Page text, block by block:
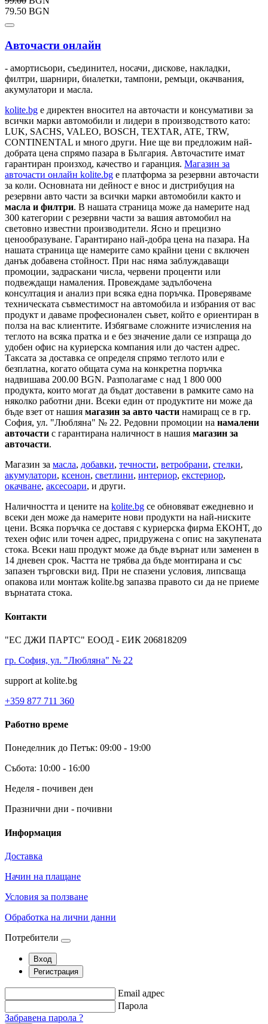
79.50 BGN
Авточасти онлайн
- амортисьори, съединител, носачи, дискове, накладки,
филтри, шарнири, биалетки, тампони, ремъци, окачвания,
акумулатори и масла.
kolite.bg e директен вносител на авточасти и консумативи за
всички марки автомобили и лидери в производството като:
LUK, SACHS, VALEO, BOSCH, TEXTAR, ATE, TRW,
CONTINENTAL и много други. Ние ще ви предложим най-
добрата цена спрямо пазара в България. Авточастите имат
гарантиран произход, качество и гаранция. Магазин за
авточасти онлайн kolite.bg е платформа за резервни авточасти
за коли. Основната ни дейност е внос и дистрибуция на
резервни авто части за всички марки автомобили както и
масла и филтри. В нашата страница може да намерите над
300 категории с резервни части за вашия автомобил на
световно известни производители. Ясно и прецизно
ценообразуване. Гарантирано най-добра цена на пазара. На
нашата страница ще намерите само крайни цени с включен
данък добавена стойност. При нас няма заблуждаващи
промоции, задраскани числа, червени проценти или
подвеждащи намаления. Провеждаме задълбочена
консултация и анализ при всяка една поръчка. Проверяваме
техническата съвместимост на автомобила и избрания от вас
продукт и даваме професионален съвет, който е ориентиран в
полза на вас клиентите. Избягваме сложните изчисления на
теглото на всяка пратка и е без значение дали се изпраща до
удобен офис на куриерска компания или до частен адрес.
Таксата за доставка се определя спрямо теглото или е
безплатна, когато общата сума на конкретна поръчка
надвишава 200.00 BGN. Разполагаме с над 1 800 000
продукта, които могат да бъдат доставени в рамките само на
няколко работни дни. Всеки един от продуктите ни може да
бъде взет от нашия магазин за авто части намиращ се в гр.
София, ул. "Любляна" № 22. Редовни промоции на намалени
авточасти с гарантирана наличност в нашия магазин за
авточасти.
Магазин за масла, добавки, течности, ветробрани, стелки,
акумулатори, ксенон, светлини, интериор, екстериор,
окачване, аксесоари, и други.
Наличността и цените на kolite.bg се обновяват ежедневно и
всеки ден може да намерите нови продукти на най-ниските
цени. Всяка поръчка се доставя с куриерска фирма ЕКОНТ, до
техен офис или точен адрес, придружена с опис на закупената
стока. Всеки наш продукт може да бъде върнат или заменен в
14 дневен срок. Частта не трябва да бъде монтирана и със
запазен търговски вид. При не спазени условия, липсваща
опакова или монтаж kolite.bg запазва правото си да не приеме
върнатата стока.
Контакти
"ЕС ДЖИ ПАРТС" ЕООД - ЕИК 206818209
гр. София, ул. "Любляна" № 22
support at kolite.bg
+359 877 711 360
Работно време
Понеделник до Петък: 09:00 - 19:00
Събота: 10:00 - 16:00
Неделя - почивен ден
Празнични дни - почивни
Информация
Доставка
Начин на плащане
Условия за ползване
Обработка на лични данни
Потребители
Вход
Регистрация
Email адрес
Парола
Забравена парола ?